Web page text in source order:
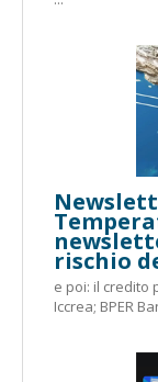
rischio
e poi: il credito
Iccrea; BPER